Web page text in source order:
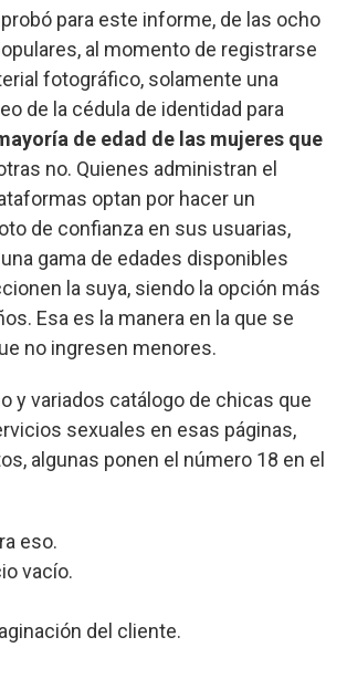
para este informe, de las ocho
al momento de registrarse
fotográfico, solamente una
de la cédula de identidad para
de edad de las mujeres que
no. Quienes administran el
optan por hacer un
de confianza en sus usuarias,
gama de edades disponibles
la suya, siendo la opción más
Esa es la manera en la que se
no ingresen menores.
y variados catálogo de chicas que
sexuales en esas páginas,
algunas ponen el número 18 en el
eso.
vacío.
del cliente.